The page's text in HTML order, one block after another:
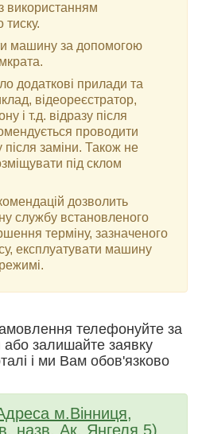
використанням
тиску.
машину за допомогою
додаткові прилади та
відеореєстратор,
і т.д. відразу після
проводити
після заміни. Також не
під склом
дозволить
службу встановленого
терміну, зазначеного
експлуатувати машину
телефонуйте за
залишайте заявку
і ми Вам обов'язково
м.Вінниця,
назв. Ак. Янгеля 5)